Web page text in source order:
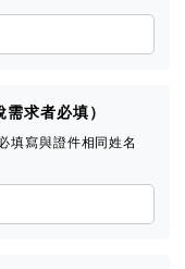
求者必填）
填寫與證件相同姓名